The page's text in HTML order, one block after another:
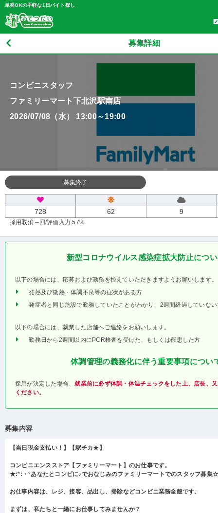
単発OKの手軽な1日バイト探し
募集詳細
コンビニスタッフ
ファミリーマート下北沢駅南店
2026/07/08（水） 13:00～19:00
募集終了
728 62 9
採用取消 --回/評価入力 57%
新型コロナウイルス感染症拡大防止につ
以下の場合には、応募および勤務を控えていただきますようお願いします。
発熱及び微熱・体調不良等の症状がある方
発症者と同じ施設で勤務していたことがわかり、2週間経過していな
以下の場合には、就業した店舗へご連絡をお願いします。
勤務日から2週間以内にPCR検査を受けた、もしくは罹患した方
体調管理の義務化に伴う重要事項につい
採用が決定した場合、就業前に必ず体調・体温チェックをした上、店長、
ください。
募集内容
【当日現金支払い！】【駅チカ★】
コンビニエンスストア【ファミリーマート】のお仕事です。
★:*:・°あなたとコンビに♪でおなじみのファミリーマートでのスタッフ募集
お仕事内容は、レジ、接客、品出し、掃除などコンビニ業務全般です。
まずは、私たちと一緒にお仕事してみませんか？